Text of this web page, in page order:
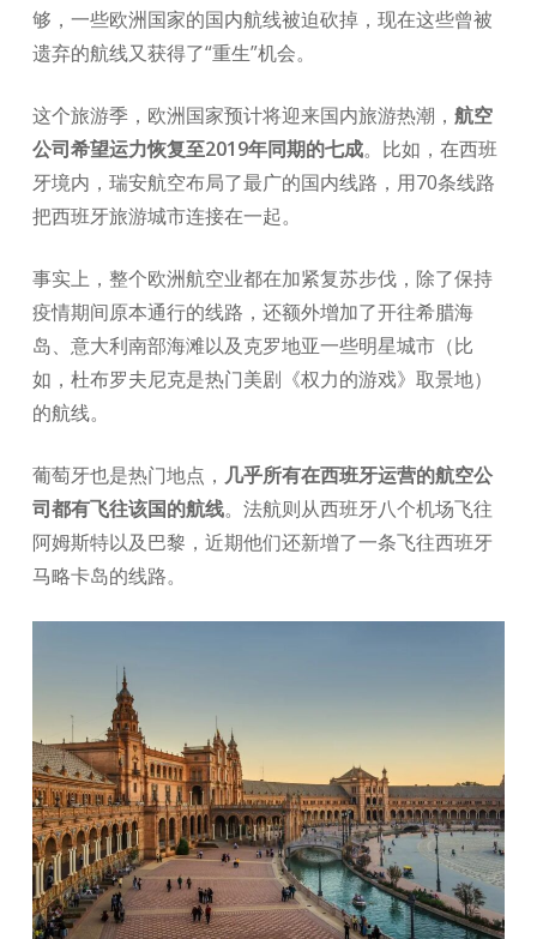
够，一些欧洲国家的国内航线被迫砍掉，现在这些曾被
遗弃的航线又获得了“重生”机会。
这个旅游季，欧洲国家预计将迎来国内旅游热潮， 航空
公司希望运力恢复至2019年同期的七成。比如，在西班
牙境内，瑞安航空布局了最广的国内线路，用70条线路
把西班牙旅游城市连接在一起。
事实上，整个欧洲航空业都在加紧复苏步伐，除了保持
疫情期间原本通行的线路，还额外增加了开往希腊海
岛、意大利南部海滩以及克罗地亚一些明星城市（比
如，杜布罗夫尼克是热门美剧《权力的游戏》取景地）
的航线。
葡萄牙也是热门地点， 几乎所有在西班牙运营的航空公
司都有飞往该国的航线。法航则从西班牙八个机场飞往
阿姆斯特以及巴黎，近期他们还新增了一条飞往西班牙
马略卡岛的线路。